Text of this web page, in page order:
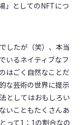
」としてのNFTにつ
したが（笑）、本当
いるネイティブなフ
はごく自然なことだ
な芸術の世界に提示
としてはおもしろい
いこともたくさんあ
って1：1の割合なの